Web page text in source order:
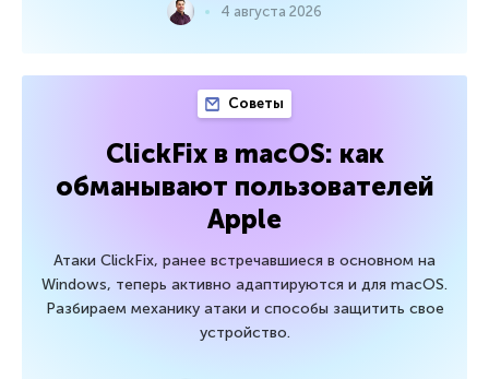
4 августа 2026
Советы
ClickFix в macOS: как
обманывают пользователей
Apple
Атаки ClickFix, ранее встречавшиеся в основном на
Windows, теперь активно адаптируются и для macOS.
Разбираем механику атаки и способы защитить свое
устройство.